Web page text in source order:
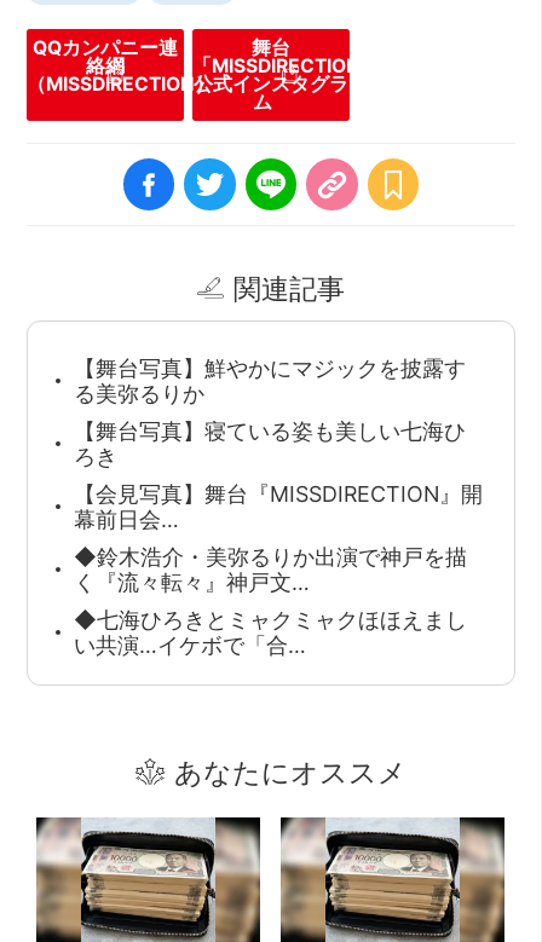
QQカンパニー連
絡網
（MISSDIRECTION）
舞台
「MISSDIRECTION」
公式インスタグラ
ム
関連記事
【舞台写真】鮮やかにマジックを披露す
る美弥るりか
【舞台写真】寝ている姿も美しい七海ひ
ろき
【会見写真】舞台『MISSDIRECTION』開
幕前日会…
◆鈴木浩介・美弥るりか出演で神戸を描
く『流々転々』神戸文…
◆七海ひろきとミャクミャクほほえまし
い共演…イケボで「合…
あなたにオススメ